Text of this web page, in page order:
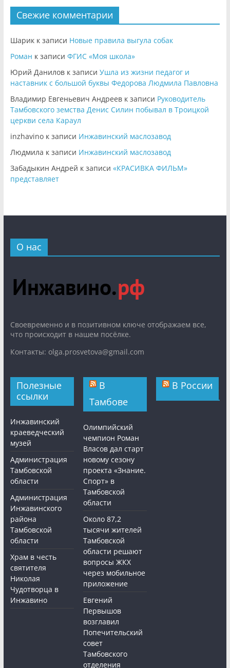
Свежие комментарии
Шарикк записи Новые правила выгула собак
Роман к записи ФГИС «Моя школа»
Юрий Даниловк записи Ушла из жизни педагог и
наставник с большой буквы Федорова Людмила Павловна
Владимир Евгеньевич Андреевк записи Руководитель
Тамбовского земства Денис Силин побывал в Троицкой
церкви села Караул
inzhavinoк записи Инжавинский маслозавод
Людмила к записи Инжавинский маслозавод
Забадыкин Андрей к записи «КРАСИВКА ФИЛЬМ»
представляет
О нас
Cвоевременно и в позитивном ключе отображаем все,
что происходит в нашем посёлке.
Контакты: olga.prosvetova@gmail.com
Полезные
ссылки
Инжавинский
краеведческий
музей
Администрация
Тамбовской
области
Администрация
Инжавинского
района
Тамбовской
области
Храм в честь
святителя
Николая
Чудотворца в
Инжавино
В
Тамбове
Олимпийский
чемпион Роман
Власов дал старт
новому сезону
проекта «Знание.
Спорт» в
Тамбовской
области
Около 87,2
тысячи жителей
Тамбовской
области решают
вопросы ЖКХ
через мобильное
приложение
Евгений
Первышов
возглавил
Попечительский
совет
Тамбовского
отделения
В России